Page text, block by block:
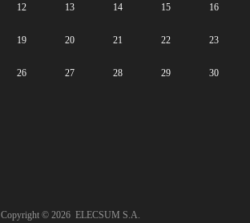
12 13 14 15 16
19 20 21 22 23
26 27 28 29 30
Copyright © 2026 ELECSUM S.A.